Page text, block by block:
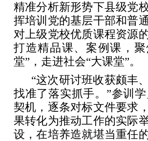
精准分析新形势下县级党
挥培训党的基层干部和普
对上级党校优质课程资源
打造精品课、案例课，
堂”，走进社会“大课堂”。
“这次研讨班收获颇丰
找准了落实抓手。”参训
契机，逐条对标文件要求
果转化为推动工作的实际
设，在培养造就堪当重任